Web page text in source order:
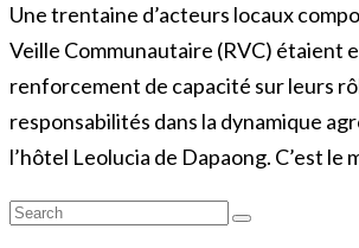
Une trentaine d’acteurs locaux
Veille Communautaire (RVC) étaient
renforcement de capacité sur leurs
responsabilités dans la dynamique
l’hôtel Leolucia de Dapaong. C’est le
Search
Search